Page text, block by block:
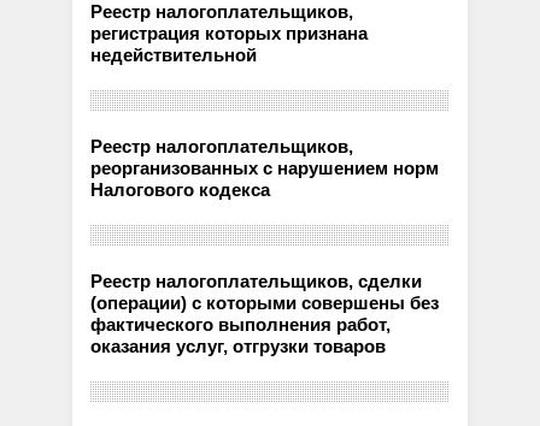
Реестр налогоплательщиков,
регистрация которых признана
недействительной
Реестр налогоплательщиков,
реорганизованных с нарушением норм
Налогового кодекса
Реестр налогоплательщиков, сделки
(операции) с которыми совершены без
фактического выполнения работ,
оказания услуг, отгрузки товаров